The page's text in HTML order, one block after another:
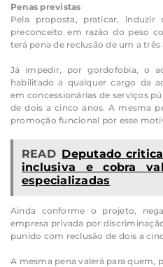
Penas previstas
Pela proposta, praticar,
preconceito em razão do peso
terá pena de reclusão de um a três
Já impedir, por gordofobia, o
habilitado a qualquer cargo da
em concessionárias de serviços
de dois a cinco anos. A mesma
promoção funcional por esse
READ Deputado
inclusiva e cobra
especializadas
Ainda conforme o projeto,
empresa privada por
punido com reclusão de dois a
A mesma pena valerá para